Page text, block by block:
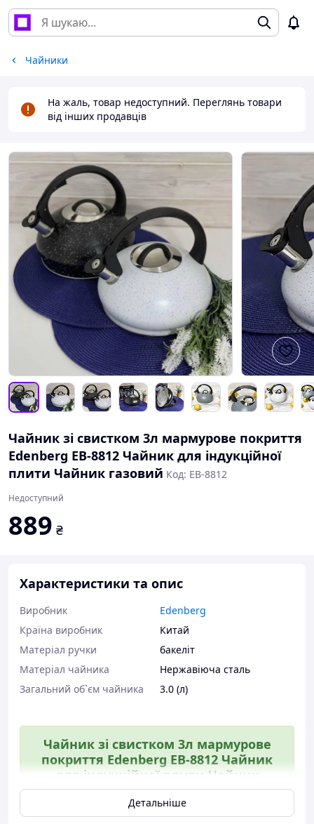
Чайники
На жаль, товар недоступний. Переглянь товари
від інших продавців
Чайник зі свистком 3л мармурове покриття
Edenberg EB-8812 Чайник для індукційної
плити Чайник газовий Код: EB-8812
Недоступний
889 ₴
Характеристики та опис
Виробник
Edenberg
Країна виробник
Китай
Матеріал ручки
бакеліт
Матеріал чайника
Нержавіюча сталь
Загальний об`єм чайника
3.0 (л)
Чайник зі свистком 3л мармурове
покриття Edenberg EB-8812 Чайник
для індукційної плити Чайник
газовий топ якість
Детальніше